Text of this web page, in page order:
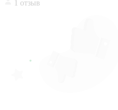
1 отзыв